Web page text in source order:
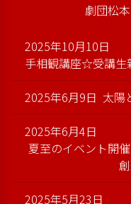
劇団松
2025年10月10日
手相観講座☆受講生
2025年6月9日 太陽
2025年6月4日
夏至のイベント開
2025年5月23日